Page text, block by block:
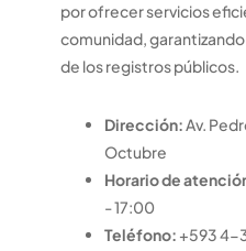
por ofrecer servicios
comunidad,
de los registros públicos.
Dirección:Av.
Octubre
Horario de
- 17:00
Teléfono: +593 4-